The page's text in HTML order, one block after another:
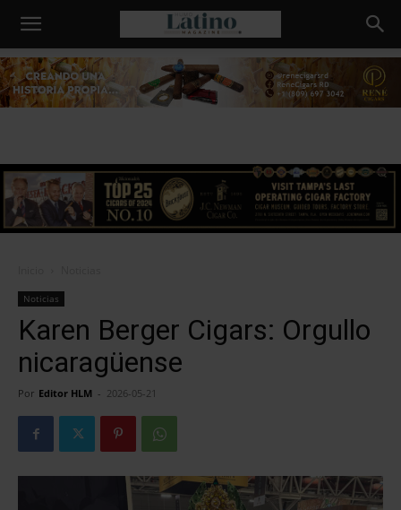
Humo
Latino
Noticias
Karen Berger Cigars: Orgullo
nicaragüense
Por Editor HLM - 2026-05-21